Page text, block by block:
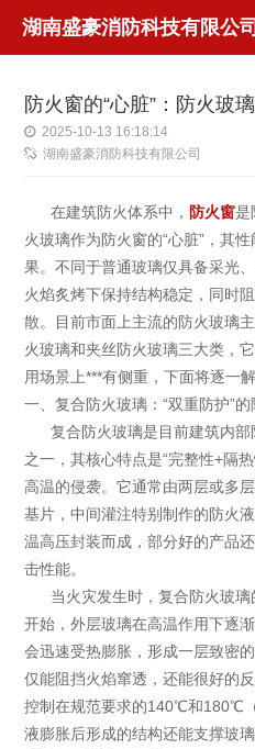
湖南盛豪消防科技有限公司
防火窗的“心脏”：防火玻
2025-10-13 16:18:14
湖南盛豪消防科技有限公司
在建筑防火体系中， 防火窗是
火玻璃作为防火窗的“心脏”，其
果。不同于普通玻璃仅具备采光
火焰炙烤下保持结构稳定，同时
散。目前市面上主流的防火玻璃
火玻璃和夹丝防火玻璃三大类，
用场景上***有侧重，下面将逐一解
一、复合防火玻璃：“双重防护”
复合防火玻璃是目前建筑内
之一，其核心特点是“完整性+隔
高温的侵袭。它通常由两层或多
基片，中间灌注特别制作的防火
温高压封装而成，部分好的产品
击性能。
当火灾发生时，复合防火玻璃
开始，外层玻璃在高温作用下逐
会迅速受热膨胀，形成一层致密
仅能阻挡火焰窜透，还能很好的
控制在规范要求的140℃和180℃
液膨胀后形成的结构还能支撑玻